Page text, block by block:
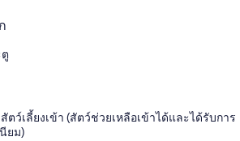
ว์เลี้ยงเข้า (สัตว์ช่วยเหลือเข้าได้และได้รับการ
ยม)